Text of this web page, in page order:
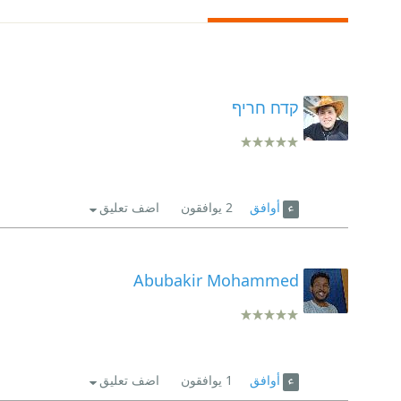
קדח חריף
أوافق 2 يوافقون اضف تعليق
Abubakir Mohammed
أوافق 1 يوافقون اضف تعليق